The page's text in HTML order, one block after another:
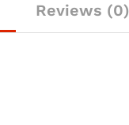
Reviews (0)